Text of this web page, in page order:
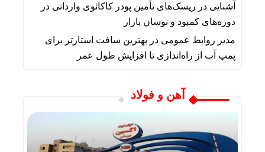
آشنایی در ریسک‌های تأمین پودر کاکائوی وارداتی در
دوره‌های کمبود و نوسان بازار
مدیر روابط عمومی در بهترین سافت استارتر برای
پمپ آب از راه‌اندازی تا افزایش طول عمر
آهن و فولاد